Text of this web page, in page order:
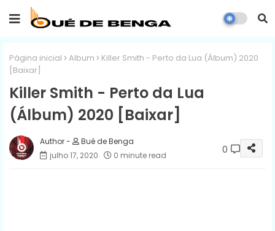
Página inicial Album
Killer Smith - Perto da Lua (Álbum) 2020
[Baixar]
Killer Smith - Perto da Lua
(Álbum) 2020 [Baixar]
Bué de Benga
julho 17, 2020
0 minute read 0